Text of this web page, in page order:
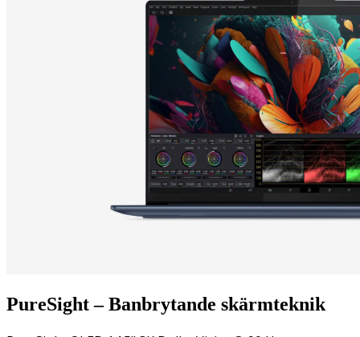
PureSight – Banbrytande skärmteknik